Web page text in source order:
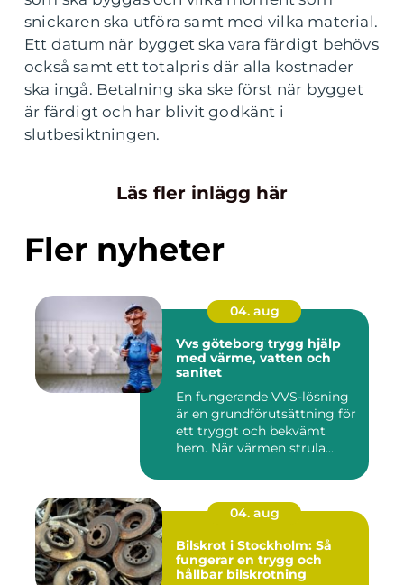
snickaren ska utföra samt med vilka material.
Ett datum när bygget ska vara färdigt behövs
också samt ett totalpris där alla kostnader
ska ingå. Betalning ska ske först när bygget
är färdigt och har blivit godkänt i
slutbesiktningen.
Läs fler inlägg här
Fler nyheter
04. aug
Vvs göteborg trygg hjälp
med värme, vatten och
sanitet
En fungerande VVS-lösning
är en grundförutsättning för
ett tryggt och bekvämt
hem. När värmen strula...
04. aug
Bilskrot i Stockholm: Så
fungerar en trygg och
hållbar bilskrotning